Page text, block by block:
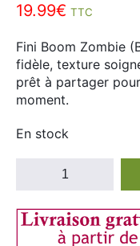
19.99€ TTC
Fini Boom Zombie
fidèle, texture
prêt à partager
moment.
En stock
quantité
Boom
Zombie
50ml
100ml
Booster E-
Salé